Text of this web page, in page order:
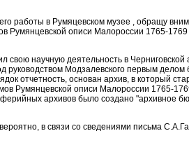
работы в Румяцевском музее , обращу
Румянцевской описи Малороссии 1765-
свою научную деятельность в
руководством Модзалевского первым
отчетность, основан архив, в который
Румянцевской описи Малороссии 1765-
архивов было создано "архивное
в связи со сведениями письма